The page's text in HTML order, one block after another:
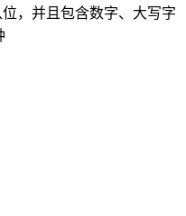
位，并且包含数字、大写字